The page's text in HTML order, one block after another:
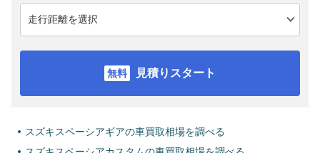
見積りスタート
スズキスペーシアギアの車買取相場を調べる